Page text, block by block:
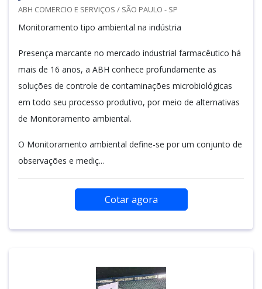
ABH COMERCIO E SERVIÇOS / SÃO PAULO - SP
Monitoramento tipo ambiental na indústria
Presença marcante no mercado industrial farmacêutico há
mais de 16 anos, a ABH conhece profundamente as
soluções de controle de contaminações microbiológicas
em todo seu processo produtivo, por meio de alternativas
de Monitoramento ambiental.
O Monitoramento ambiental define-se por um conjunto de
observações e mediç...
Cotar agora